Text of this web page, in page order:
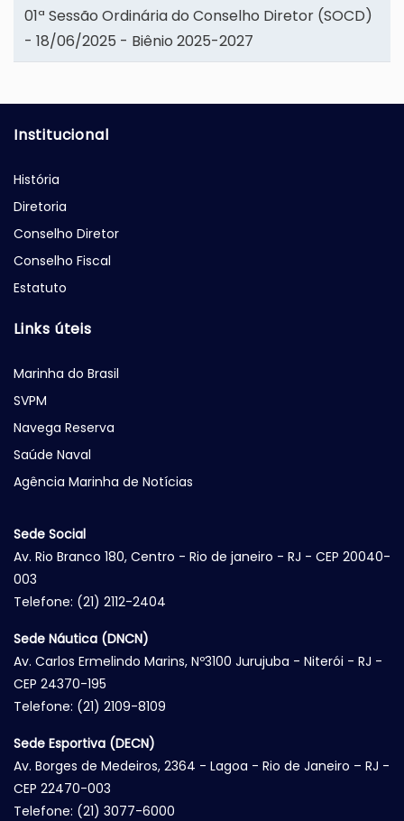
01ª Sessão Ordinária do Conselho Diretor (SOCD)
- 18/06/2025 - Biênio 2025-2027
Institucional
História
Diretoria
Conselho Diretor
Conselho Fiscal
Estatuto
Links úteis
Marinha do Brasil
SVPM
Navega Reserva
Saúde Naval
Agência Marinha de Notícias
Sede Social
Av. Rio Branco 180, Centro - Rio de janeiro - RJ - CEP 20040-
003
Telefone: (21) 2112-2404
Sede Náutica (DNCN)
Av. Carlos Ermelindo Marins, Nº3100 Jurujuba - Niterói - RJ -
CEP 24370-195
Telefone: (21) 2109-8109
Sede Esportiva (DECN)
Av. Borges de Medeiros, 2364 - Lagoa - Rio de Janeiro – RJ -
CEP 22470-003
Telefone: (21) 3077-6000